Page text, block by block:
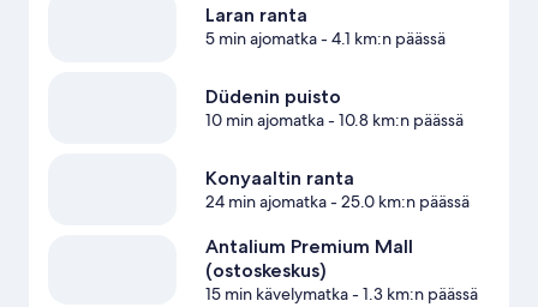
Laran ranta
5 min ajomatka- 4.1 km:n päässä
Düdenin puisto
10 min ajomatka- 10.8 km:n päässä
Konyaaltin ranta
24 min ajomatka- 25.0 km:n päässä
Antalium Premium Mall
(ostoskeskus)
15 min kävelymatka- 1.3 km:n päässä